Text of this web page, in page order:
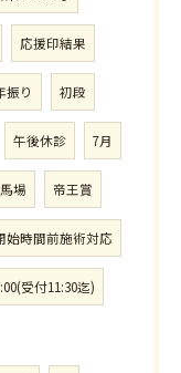
応援印結果
振り 初段
午後休診 7月
場 帝王賞
始時間前施術対応
受付11:30迄)